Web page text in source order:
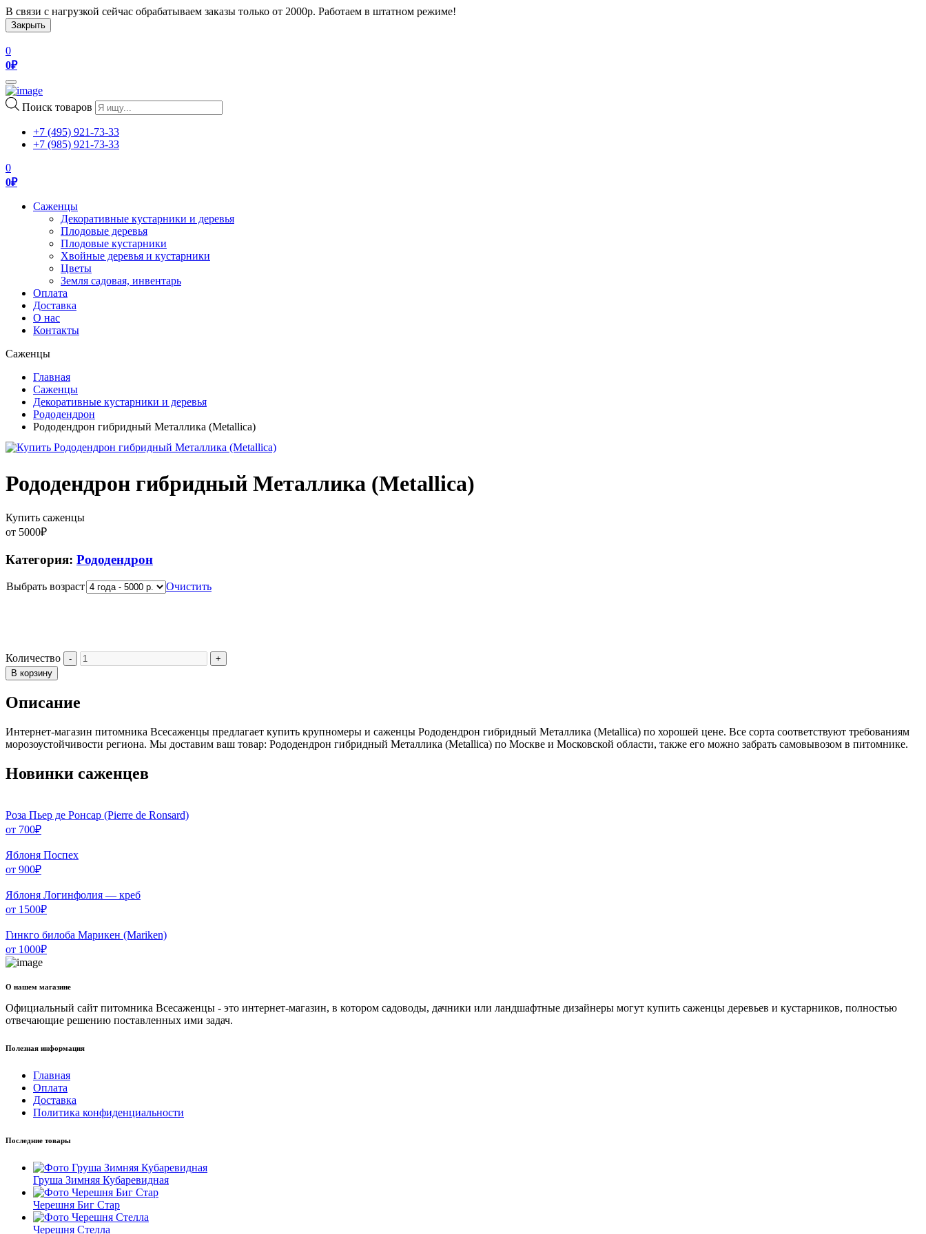
В связи с нагрузкой сейчас обрабатываем заказы только от 2000р. Работаем в штатном режиме!
Закрыть
0
0₽
Toggle
navigation
Поиск товаров
+7 (495) 921-73-33
+7 (985) 921-73-33
0
0₽
Саженцы
Декоративные кустарники и деревья
Плодовые деревья
Плодовые кустарники
Хвойные деревья и кустарники
Цветы
Земля садовая, инвентарь
Оплата
Доставка
О нас
Контакты
Саженцы
Главная
Саженцы
Декоративные кустарники и деревья
Рододендрон
Рододендрон гибридный Металлика (Metallica)
Рододендрон гибридный Металлика (Metallica)
Купить саженцы
от 5000₽
Категория: Рододендрон
Выбрать возраст Очистить
Количество
В корзину
Описание
Интернет-магазин питомника Всесаженцы предлагает купить крупномеры и саженцы Рододендрон гибридный Металлика (Metallica) по хорошей цене. Все сорта соответствуют требованиям
морозоустойчивости региона. Мы доставим ваш товар: Рододендрон гибридный Металлика (Metallica) по Москве и Московской области, также его можно забрать самовывозом в питомнике.
Новинки саженцев
Роза Пьер де Ронсар (Pierre de Ronsard)
от 700₽
Яблоня Поспех
от 900₽
Яблоня Логинфолия — креб
от 1500₽
Гинкго билоба Марикен (Mariken)
от 1000₽
О нашем магазине
Официальный сайт питомника Всесаженцы - это интернет-магазин, в котором садоводы, дачники или ландшафтные дизайнеры могут купить саженцы деревьев и кустарников, полностью
отвечающие решению поставленных ими задач.
Полезная информация
Главная
Оплата
Доставка
Политика конфиденциальности
Последние товары
Груша Зимняя Кубаревидная
Черешня Биг Стар
Черешня Стелла